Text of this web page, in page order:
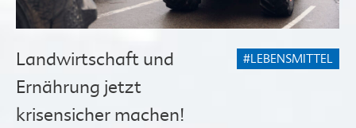
#LEBENSMITTEL
Landwirtschaft und
Ernährung jetzt
krisensicher machen!